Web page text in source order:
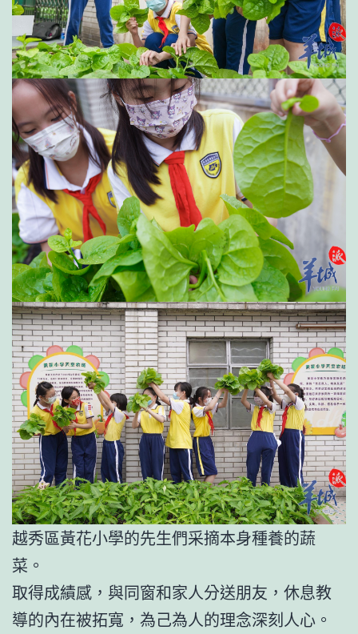
越秀區黃花小學的先生們采摘本身種養的蔬
菜。
取得成績感，與同窗和家人分送朋友，休息教
導的內在被拓寬，為己為人的理念深刻人心。